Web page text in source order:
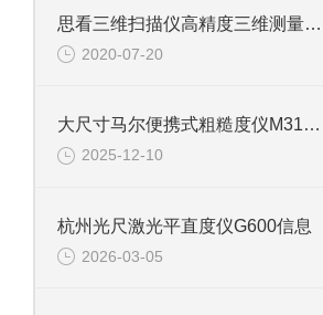
思看三维扫描仪高精度三维测量提升模具检测效率
2020-07-20
大尺寸马尔便携式粗糙度仪M310特点信息
2025-12-10
杭州光尺激光平直度仪G600信息
2026-03-05